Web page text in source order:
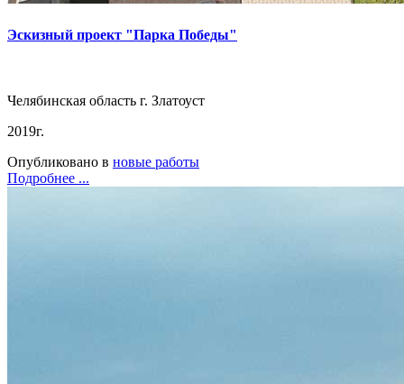
Эскизный проект "Парка Победы"
Челябинская область г. Златоуст
2019г.
Опубликовано в новые работы
Подробнее ...